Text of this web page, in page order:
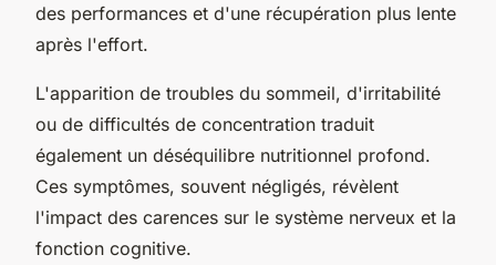
des performances et d'une récupération plus lente
après l'effort.
L'apparition de troubles du sommeil, d'irritabilité
ou de difficultés de concentration traduit
également un déséquilibre nutritionnel profond.
Ces symptômes, souvent négligés, révèlent
l'impact des carences sur le système nerveux et la
fonction cognitive.